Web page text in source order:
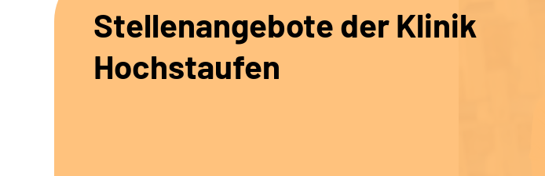
Stellenangebote der Klinik
Hochstaufen